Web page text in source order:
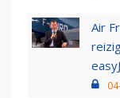
Air